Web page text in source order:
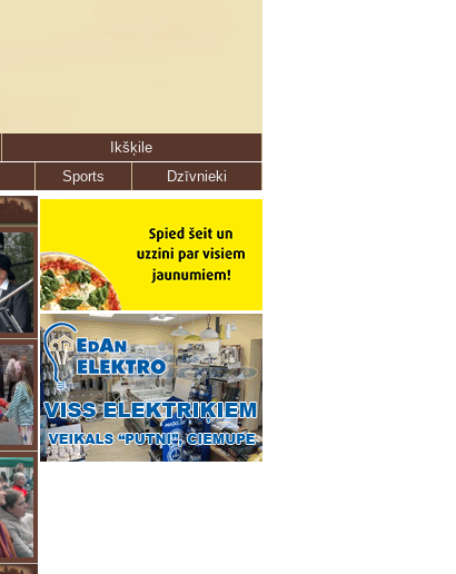
Ikšķile
Sports
Dzīvnieki